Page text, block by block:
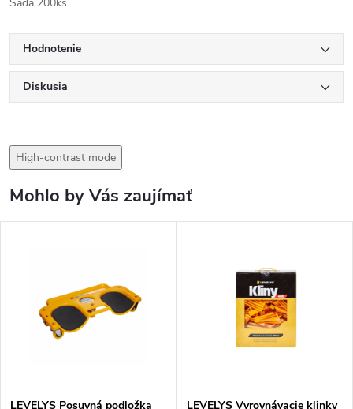
Hodnotenie
Diskusia
High-contrast mode
Mohlo by Vás zaujímať
LEVELYS Posuvná podložka LEVELYS Vyrovnávacie klinky